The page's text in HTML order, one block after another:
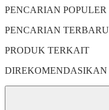
PENCARIAN POPULER
PENCARIAN TERBARU
PRODUK TERKAIT
DIREKOMENDASIKAN